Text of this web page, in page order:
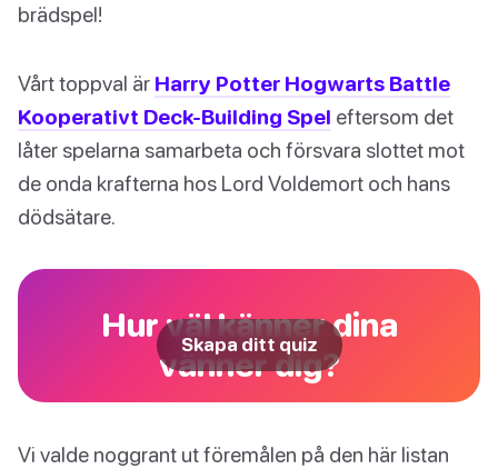
brädspel!
Vårt toppval är Harry Potter Hogwarts Battle
Kooperativt Deck-Building Spel eftersom det
låter spelarna samarbeta och försvara slottet mot
de onda krafterna hos Lord Voldemort och hans
dödsätare.
Hur väl känner dina
vänner dig?
Skapa ditt quiz
Vi valde noggrant ut föremålen på den här listan